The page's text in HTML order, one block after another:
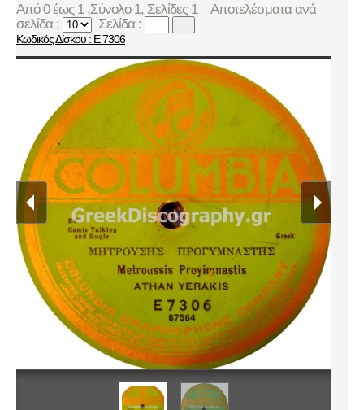
Από 0 έως 1 ,Σύνολο 1, Σελίδες 1
Αποτελέσματα ανά
σελίδα :
Σελίδα : ...
Κωδικός Δίσκου : E 7306